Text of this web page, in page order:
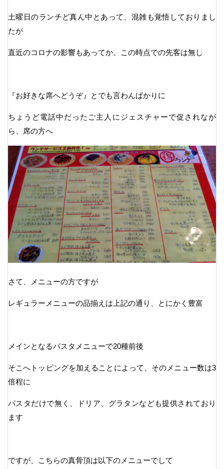
土曜日のランチど真ん中とあって、混雑も覚悟しておりまし
たが
直近のコロナの影響もあってか、この時点での先客は無し
『お好きな席へどうぞ』とでも言わんばかりに
ちょうど電話中だったご主人にジェスチャーで促されなが
ら、席の方へ
さて、メニューの方ですが
レギュラーメニューの品揃えは上記の通り、とにかく豊富
メインとなるパスタメニューで20種前後
そこへトッピングを加えることによって、そのメニュー数は3
倍程に
パスタだけで無く、ドリア、グラタンなども提供されており
ます
ですが、こちらの真骨頂は以下のメニューでして